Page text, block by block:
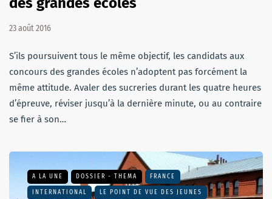
23 août 2016
S’ils poursuivent tous le même objectif, les candidats aux
concours des grandes écoles n’adoptent pas forcément la
même attitude. Avaler des sucreries durant les quatre heures
d’épreuve, réviser jusqu’à la dernière minute, ou au contraire
se fier à son…
A LA UNE DOSSIER - THEMA FRANCE
INTERNATIONAL LE POINT DE VUE DES JEUNES